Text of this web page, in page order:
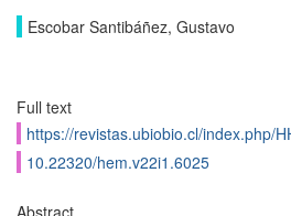
Escobar Santibáñez, Gustavo
Full text
https://revistas.ubiobio.cl/index.php/
10.22320/hem.v22i1.6025
Abstract